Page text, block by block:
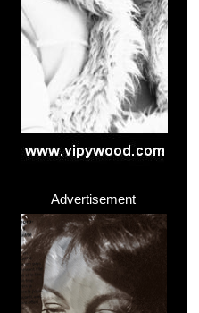
Advertisement